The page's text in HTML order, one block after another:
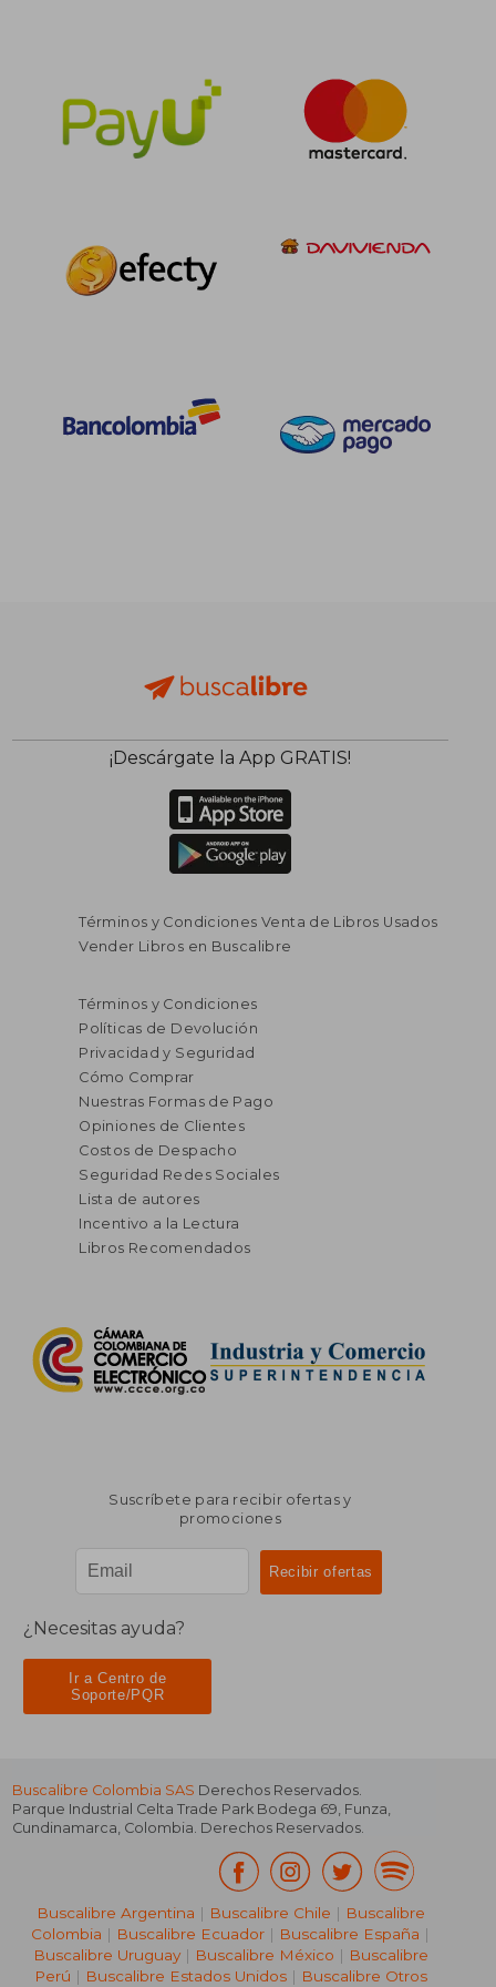
55%
dcto.
$ 993.574
$ 447.108
55%
dcto.
$ 376.711
¡Descárgate la App GRATIS!
Términos y Condiciones Venta de Libros Usados
Vender Libros en Buscalibre
Términos y Condiciones
Políticas de Devolución
Privacidad y Seguridad
Cómo Comprar
Nuestras Formas de Pago
Opiniones de Clientes
Costos de Despacho
Seguridad Redes Sociales
Lista de autores
Incentivo a la Lectura
Libros Recomendados
Suscríbete para recibir ofertas y
promociones
¿Necesitas ayuda?
Ir a Centro de
Soporte/PQR
Buscalibre Colombia SAS Derechos Reservados.
Parque Industrial Celta Trade Park Bodega 69, Funza,
Cundinamarca, Colombia. Derechos Reservados.
Buscalibre Argentina | Buscalibre Chile | Buscalibre
Colombia | Buscalibre Ecuador | Buscalibre España |
Buscalibre Uruguay| Buscalibre México | Buscalibre
Perú | Buscalibre Estados Unidos| Buscalibre Otros